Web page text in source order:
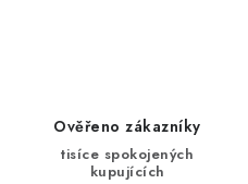
Ověřeno zákazníky
tisíce spokojených
kupujících